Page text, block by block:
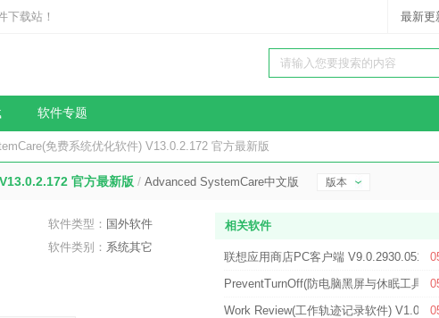
下载站！ 最新更
软件专题
免费系统优化软件) V13.0.2.172 官方最新版
官方最新版 / Advanced SystemCare中文版 版本
软件类型： 国外软件
软件类别： 系统其它
相关软件
联想应用商店PC客户端 V9.0.2930.0514
PreventTurnOff(防电脑黑屏与休眠工具)
Work Review(工作轨迹记录软件) V1.0.47